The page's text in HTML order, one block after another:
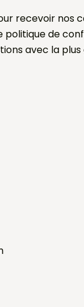
recevoir nos
de
avec la